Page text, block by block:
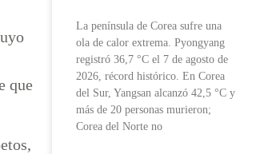
que
La península de Corea sufre una
ola de calor extrema. Pyongyang
registró 36,7 °C el 7 de agosto de
2026, récord histórico. En Corea
del Sur, Yangsan alcanzó 42,5 °C y
más de 20 personas murieron;
Corea del Norte no